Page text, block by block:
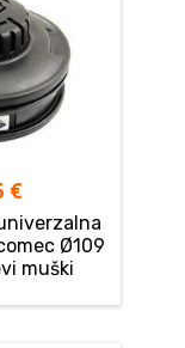
€
Ø109
muški